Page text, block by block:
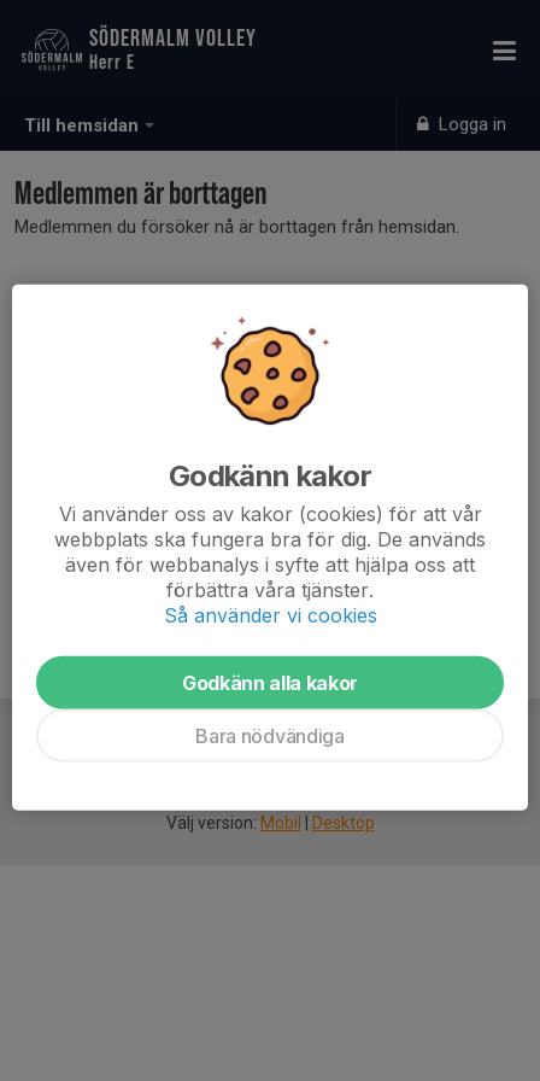
Till hemsidan Logga in
SÖDERMALM VOLLEY
Herr E
Medlemmen är borttagen
Medlemmen du försöker nå är borttagen från hemsidan.
Välj version: Mobil Desktop
Godkänn kakor
Vi använder oss av kakor (cookies) för att vår
webbplats ska fungera bra för dig. De används
även för webbanalys i syfte att hjälpa oss att
förbättra våra tjänster.
Så använder vi cookies
Godkänn alla kakor
Bara nödvändiga